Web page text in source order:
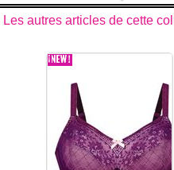
Les autres articles de cette